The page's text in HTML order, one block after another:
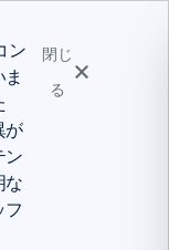
ン
が
ン
な
閉じ
る